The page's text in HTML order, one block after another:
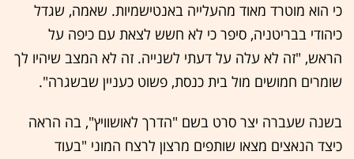
כי הוא מוטרד מאוד מהעלייה באנטישמיות. שאמה, שגדל
כיהודי בבריטניה, סיפר כי לא חשש לצאת עם כיפה על
הראש, "זה לא עלה על דעתי לשנייה. זה לא המצב שיהיו לך
שומרים חמושים מול בית כנסת, פשוט כעניין שבשגרה".
בשנה שעברה יצר סרט בשם "הדרך לאושוויץ", בה הראה
כיצד הנאצים מצאו שותפים מרצון לרצח המוני "בעוד